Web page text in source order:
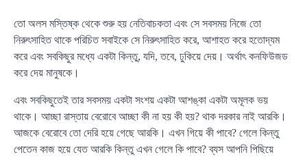
তো অলস মস্তিষ্ক থেকে শুরু হয় নেতিবাচকতা এবং সে সবসময় নিজে তো
নিরুৎসাহিত থাকে পরিচিত সবাইকে সে নিরুৎসাহিত করে, আশাহত করে হতোদ্যম
করে এবং সবকিছুর মধ্যে একটা কিন্তু, যদি, তবে, ঢুকিয়ে দেয়। অর্থাৎ কনফিউজড
করে দেয় মানুষকে।
এবং সবকিছুতেই তার সবসময় একটা সংশয় একটা আশঙ্কা একটা অমূলক ভয়
থাকে। আচ্ছা রাস্তায় বেরোবে আচ্ছা কী না হয় কী হয়? থাক দরকার নাই আরকি।
আজকে বেরোবে তো দেরি হয়ে গেছে আরকি। এখন গিয়ে কী পাবে? গেলে কিন্তু
পেতেন কাজ হয়ে যেত আরকি কিন্তু এখন গেলে কি পাবে? ব্যস আপনি পিছিয়ে